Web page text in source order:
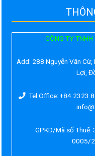
CÔNG TY
Add: 288 Nguyễn Văn Cừ,
Lợi,
Tel Office: +84 2323
GPKD/Mã số Thuế:
0005/